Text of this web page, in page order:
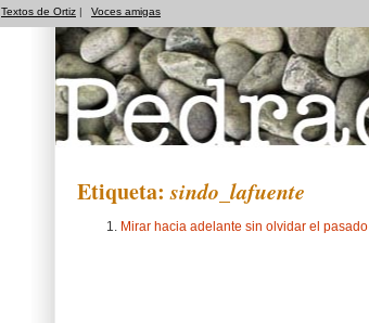
Textos de Ortiz | Voces amigas
Etiqueta:sindo_lafuente
Mirar hacia adelante sin olvidar el pasado